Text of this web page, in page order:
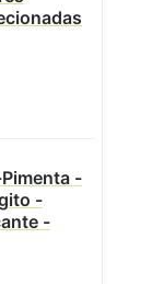
-
-
-